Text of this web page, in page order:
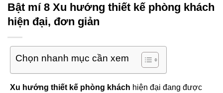
Bật mí 8 Xu hướng thiết kế phòng khách
hiện đại, đơn giản
Chọn nhanh mục cần xem
Xu hướng thiết kế phòng khách hiện đại đang được